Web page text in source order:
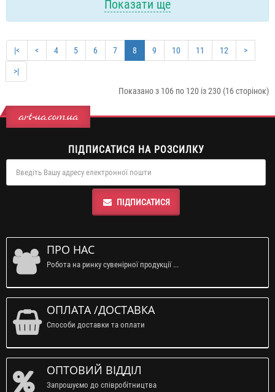
Показати ще
|< < 4 5 6 7 8 9 10 11 12 >
>|
Показано з 106 по 120 із 230 (16 сторінок)
art-ua.com.ua
ПІДПИСАТИСЯ НА РОЗСИЛКУ
ПІДПИСАТИСЯ
ПРО НАС
Робота на ринку сувенірної продукції ...
ОПЛАТА /ДОСТАВКА
Способи доставки та оплати
ОПТОВИЙ ВІДДІЛ
Запрошуємо до співробітництва